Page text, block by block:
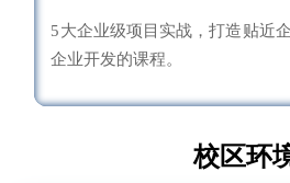
5大企业级项目实战，打造贴近
企业开发的课程。
校区环